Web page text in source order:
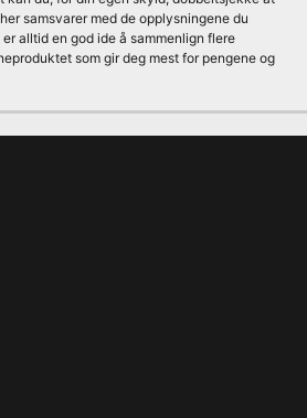
samsvarer med de opplysningene du
alltid en god ide å sammenlign flere
som gir deg mest for pengene og